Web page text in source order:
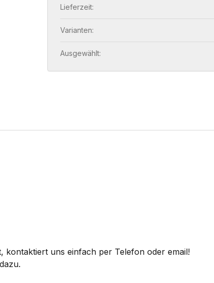
Lieferzeit:
Varianten:
Ausgewählt:
uns einfach per Telefon oder email!